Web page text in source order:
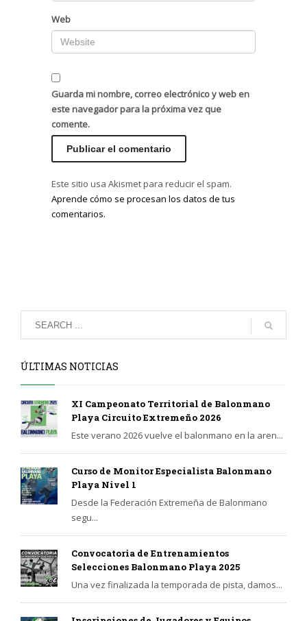
Web
Guarda mi nombre, correo electrónico y web en
este navegador para la próxima vez que
comente.
Este sitio usa Akismet para reducir el spam.
Aprende cómo se procesan los datos de tus
comentarios.
ÚLTIMAS NOTICIAS
XI Campeonato Territorial de Balonmano
Playa Circuito Extremeño 2026
Este verano 2026 vuelve el balonmano en la aren...
Curso de Monitor Especialista Balonmano
Playa Nivel 1
Desde la Federación Extremeña de Balonmano
segu...
Convocatoria de Entrenamientos
Selecciones Balonmano Playa 2025
Una vez finalizada la temporada de pista, damos...